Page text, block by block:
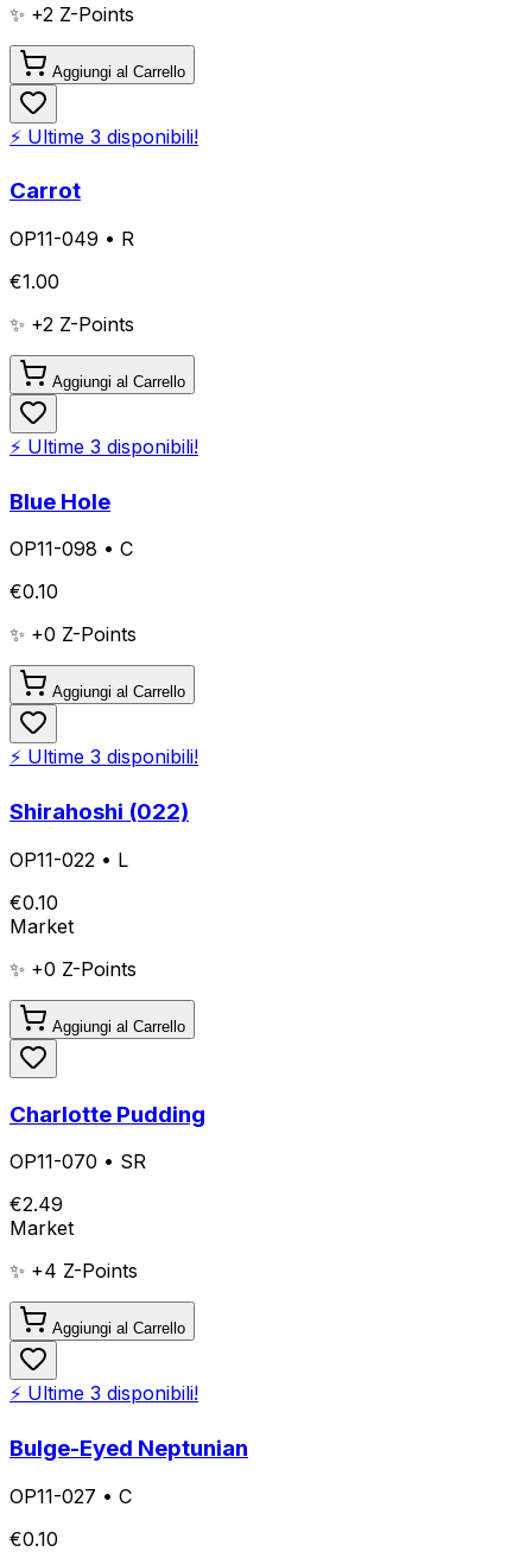
✨ +2 Z-Points
Aggiungi al Carrello
⚡ Ultime 3 disponibili!
Carrot
OP11-049 • R
€1.00
✨ +2 Z-Points
Aggiungi al Carrello
⚡ Ultime 3 disponibili!
Blue Hole
OP11-098 • C
€0.10
✨ +0 Z-Points
Aggiungi al Carrello
⚡ Ultime 3 disponibili!
Shirahoshi (022)
OP11-022 • L
€0.10
Market
✨ +0 Z-Points
Aggiungi al Carrello
Charlotte Pudding
OP11-070 • SR
€2.49
Market
✨ +4 Z-Points
Aggiungi al Carrello
⚡ Ultime 3 disponibili!
Bulge-Eyed Neptunian
OP11-027 • C
€0.10